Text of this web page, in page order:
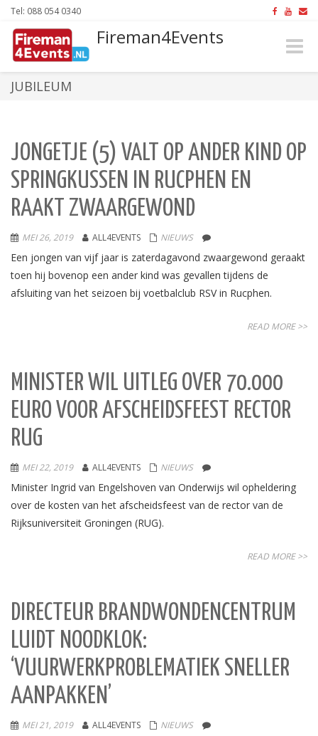
Tel: 088 054 0340
Fireman4Events
Toggle
JUBILEUM
JONGETJE (5) VALT OP ANDER KIND OP
SPRINGKUSSEN IN RUCPHEN EN
RAAKT ZWAARGEWOND
MEI 26, 2019 ALL4EVENTS NIEUWS
Een jongen van vijf jaar is zaterdagavond zwaargewond geraakt
toen hij bovenop een ander kind was gevallen tijdens de
afsluiting van het seizoen bij voetbalclub RSV in Rucphen.
READ MORE >>
MINISTER WIL UITLEG OVER 70.000
EURO VOOR AFSCHEIDSFEEST RECTOR
RUG
MEI 22, 2019 ALL4EVENTS NIEUWS
Minister Ingrid van Engelshoven van Onderwijs wil opheldering
over de kosten van het afscheidsfeest van de rector van de
Rijksuniversiteit Groningen (RUG).
READ MORE >>
DIRECTEUR BRANDWONDENCENTRUM
LUIDT NOODKLOK:
‘VUURWERKPROBLEMATIEK SNELLER
AANPAKKEN’
MEI 21, 2019 ALL4EVENTS NIEUWS